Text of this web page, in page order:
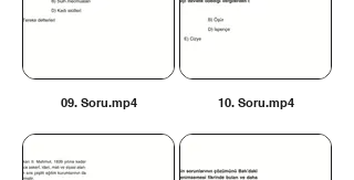
09. Soru.mp4 10. Soru.mp4